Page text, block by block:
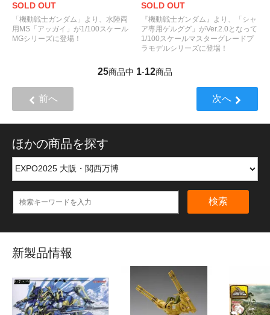
SOLD OUT
「機動戦士ガンダム」より、水陸両
用MS「アッガイ」が1/100スケール
MGシリーズに登場！
SOLD OUT
『機動戦士ガンダム』より、「シャ
ア専用ゲルググ」がVer.2.0となって
1/100スケールマスターグレードプ
ラモデルシリーズに登場！
25商品中 1-12商品
前へ 次へ
ほかの商品を探す
検索
新製品情報